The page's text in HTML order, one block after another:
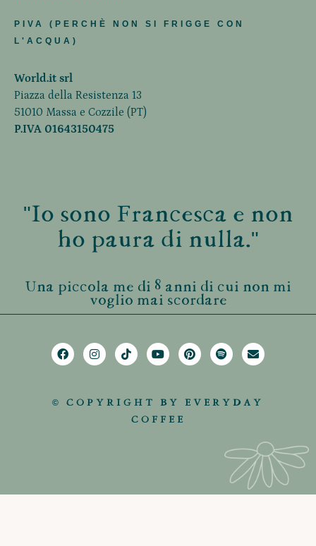
PIVA (PERCHÈ NON SI FRIGGE CON
L'ACQUA)
World.it srl
Piazza della Resistenza 13
51010 Massa e Cozzile (PT)
P.IVA 01643150475
"Io sono Francesca e non
ho paura di nulla."
Una piccola me di 8 anni di cui non mi
voglio mai scordare
© COPYRIGHT BY EVERYDAY
COFFEE